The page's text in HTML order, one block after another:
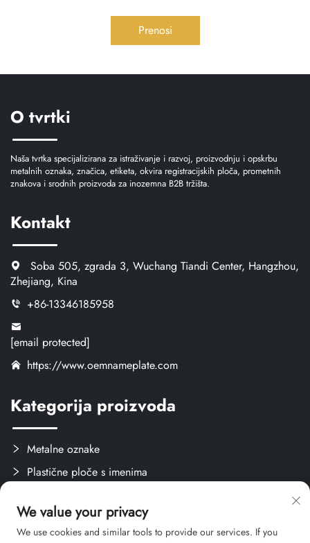
Prenosi
O tvrtki
Naša tvrtka specijalizirana za istraživanje i razvoj, proizvodnju i opskrbu
metalnih oznaka, značica, etiketa, okvira registracijskih ploča, prometnih
znakova i srodnih proizvoda za inozemna B2B tržišta.
Kontakt
Soba 505, zgrada 3, Wuchang Tiandi Center, Hangzhou,
Zhejiang, Kina
+86-13346185958
[email protected]
https://www.oemnameplate.com
Kategorija proizvoda
Metalne oznake
Plastične ploče s imenima
Stvari za obuku
We value your privacy
We use cookies and similar tools to provide our services. If you